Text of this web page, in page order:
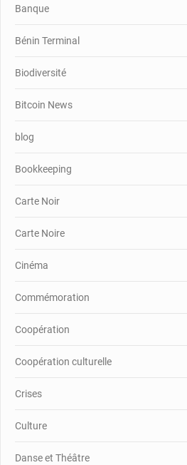
Banque
Bénin Terminal
Biodiversité
Bitcoin News
blog
Bookkeeping
Carte Noir
Carte Noire
Cinéma
Commémoration
Coopération
Coopération culturelle
Crises
Culture
Danse et Théâtre